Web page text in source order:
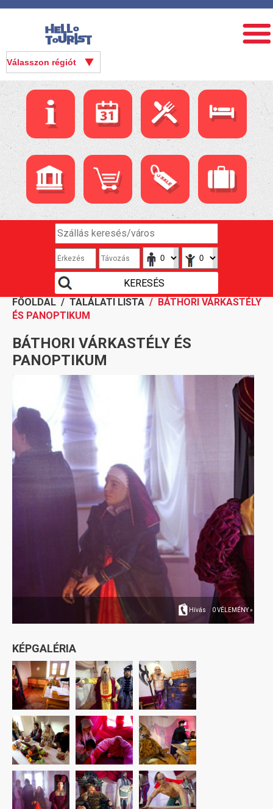
FŐOLDAL / TALÁLATI LISTA / BÁTHORI VÁRKASTÉLY
ÉS PANOPTIKUM
BÁTHORI VÁRKASTÉLY ÉS
PANOPTIKUM
Hívás 0 VÉLEMÉNY »
KÉPGALÉRIA